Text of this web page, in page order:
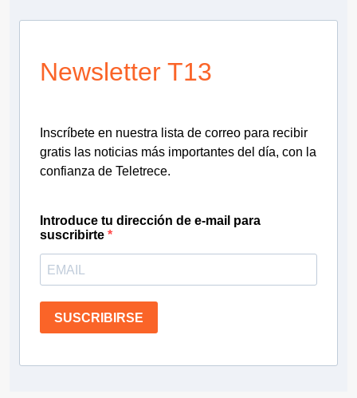
Newsletter T13
Inscríbete en nuestra lista de correo para recibir
gratis las noticias más importantes del día, con la
confianza de Teletrece.
Introduce tu dirección de e-mail para
suscribirte
SUSCRIBIRSE